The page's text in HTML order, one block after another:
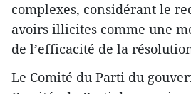
complexes, considérant le
avoirs illicites comme une
de l’efficacité de la
Le Comité du Parti du